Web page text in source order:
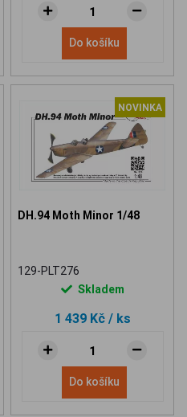
Do košíku
NOVINKA
DH.94 Moth Minor 1/48
129-PLT276
Skladem
1 439 Kč / ks
Do košíku